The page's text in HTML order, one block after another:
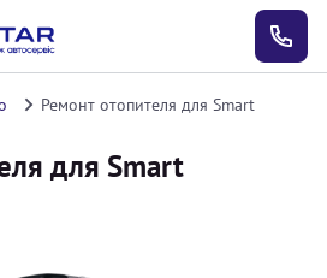
Ремонт отопителя для Smart
для Smart